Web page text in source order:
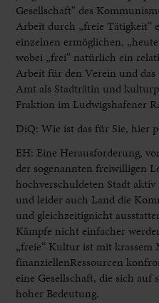
Gesellschaft“ des
Arbeit durch „freie Tätigkeit“
einzelnen ermöglichen,
wobei „frei“ natürlich ein
Arbeit für den Verein und
Amt als Stadträtin und
Fraktion im Ludwigshafener
DiQ: Wie ist das für Sie, hier
EH: Eine Herausforderung,
der sogenannten freiwilligen
hochverschuldeten Stadt
und leider auch Land die
und gleichzeitignicht
Kämpfe nicht einfacher
„freie“ Kultur ist mit krassem
finanziellenRessourcen
eine Gesellschaft, die sich auf
hoher Bedeutung.